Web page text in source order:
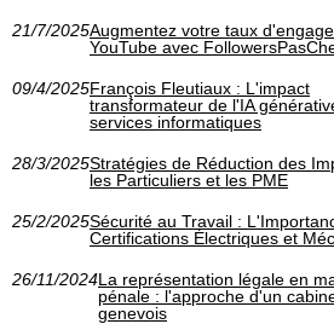
21/7/2025Augmentez votre taux
YouTube avec
09/4/2025François Fleutiaux : L'impact
transformateur de l'IA
services informatiques
28/3/2025Stratégies de Réduction des
les Particuliers et les PME
25/2/2025Sécurité au Travail :
Certifications Électriques et
26/11/2024La représentation légale en
pénale : l'approche d'un
genevois